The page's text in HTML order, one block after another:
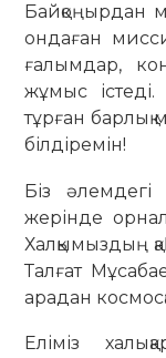
Байқоңырдан
ондаған
ғалымдар,
жұмыс істеді.
тұрған
білдіремін!
Біз
жерінде
Халқымыздың
Талғат
арадан
Еліміз